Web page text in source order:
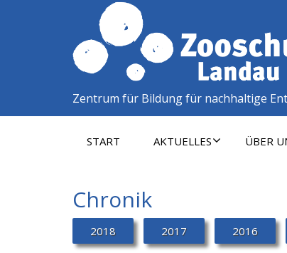
Zentrum für Bildung für nachhaltige
START AKTUELLES ÜBER
Chronik
2018 2017 2016